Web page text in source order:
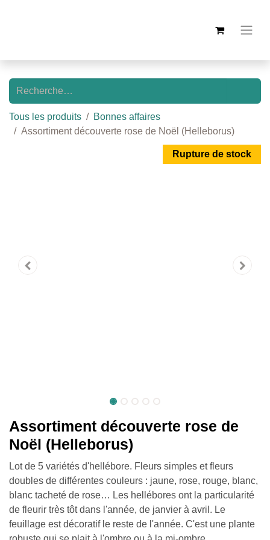
Tous les produits
Bonnes affaires
Assortiment découverte rose de Noël (Helleborus)
Rupture de stock
Assortiment découverte rose de
Noël (Helleborus)
Lot de 5 variétés d'hellébore. Fleurs simples et fleurs
doubles de différentes couleurs : jaune, rose, rouge, blanc,
blanc tacheté de rose… Les hellébores ont la particularité
de fleurir très tôt dans l'année, de janvier à avril. Le
feuillage est décoratif le reste de l'année. C'est une plante